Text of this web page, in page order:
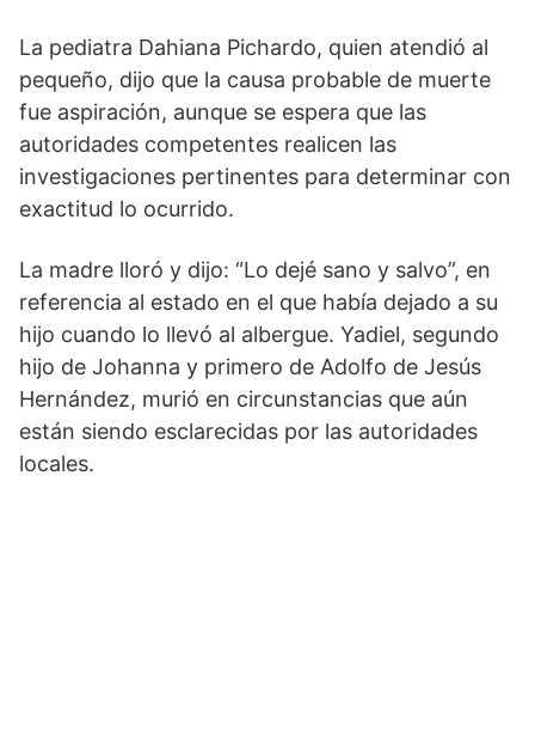
La pediatra Dahiana Pichardo, quien atendió al
pequeño, dijo que la causa probable de muerte
fue aspiración, aunque se espera que las
autoridades competentes realicen las
investigaciones pertinentes para determinar con
exactitud lo ocurrido.
La madre lloró y dijo: “Lo dejé sano y salvo”, en
referencia al estado en el que había dejado a su
hijo cuando lo llevó al albergue. Yadiel, segundo
hijo de Johanna y primero de Adolfo de Jesús
Hernández, murió en circunstancias que aún
están siendo esclarecidas por las autoridades
locales.